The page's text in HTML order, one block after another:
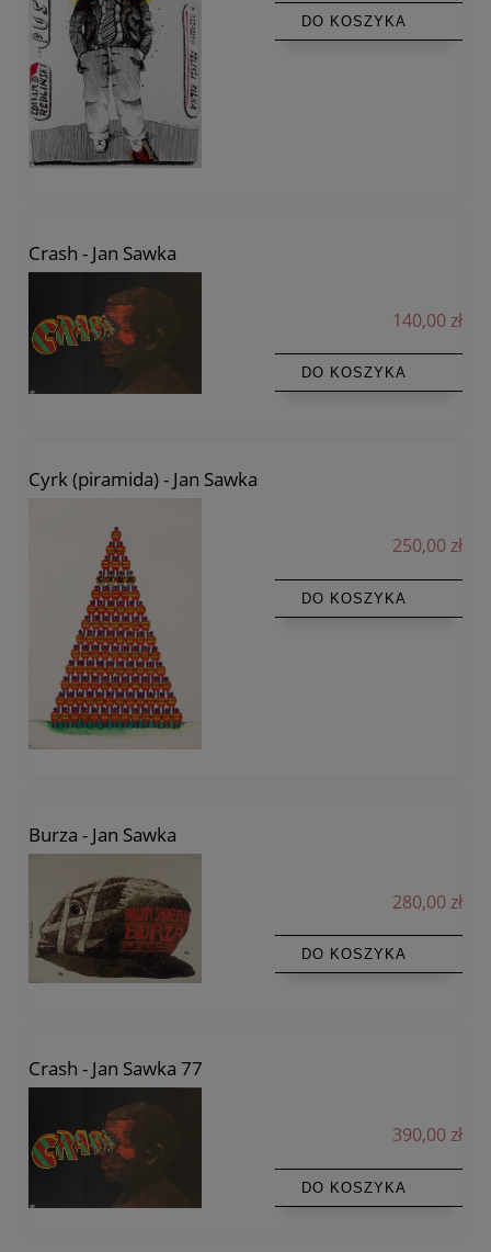
DO KOSZYKA
Crash - Jan Sawka
140,00 zł
DO KOSZYKA
Cyrk (piramida) - Jan Sawka
250,00 zł
DO KOSZYKA
Burza - Jan Sawka
280,00 zł
DO KOSZYKA
Crash - Jan Sawka 77
390,00 zł
DO KOSZYKA